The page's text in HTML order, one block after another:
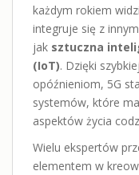
każdym rokiem
integruje się z
jak sztuczna
(IoT). Dzięki
opóźnieniom, 5G
systemów, które
aspektów życia
Wielu ekspertów
elementem w